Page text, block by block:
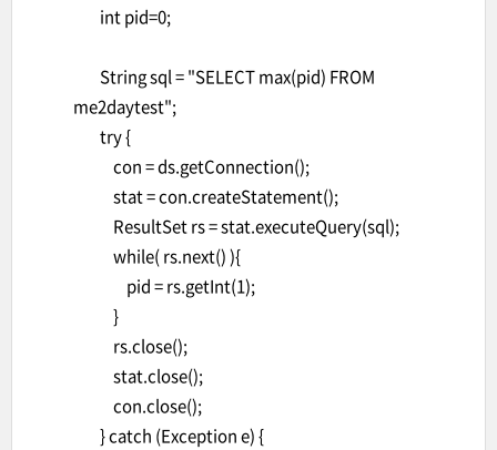
int pid=0;
String sql = "SELECT max(pid) FROM
me2daytest";
try {
con = ds.getConnection();
stat = con.createStatement();
ResultSet rs = stat.executeQuery(sql);
while( rs.next() ){
pid = rs.getInt(1);
}
rs.close();
stat.close();
con.close();
} catch (Exception e) {